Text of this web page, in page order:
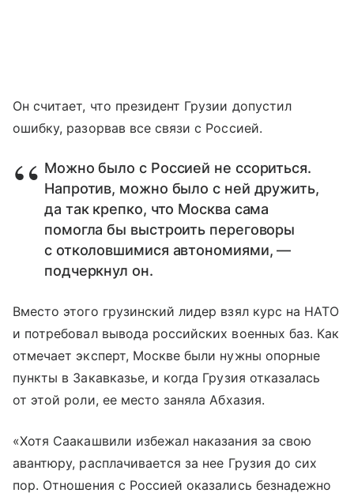
Он считает, что президент Грузии допустил
ошибку, разорвав все связи с Россией.
Можно было с Россией не ссориться.
Напротив, можно было с ней дружить,
да так крепко, что Москва сама
помогла бы выстроить переговоры
с отколовшимися автономиями, —
подчеркнул он.
Вместо этого грузинский лидер взял курс на НАТО
и потребовал вывода российских военных баз. Как
отмечает эксперт, Москве были нужны опорные
пункты в Закавказье, и когда Грузия отказалась
от этой роли, ее место заняла Абхазия.
«Хотя Саакашвили избежал наказания за свою
авантюру, расплачивается за нее Грузия до сих
пор. Отношения с Россией оказались безнадежно